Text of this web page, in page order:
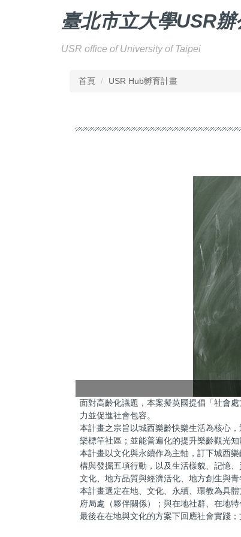
臺北市立大學USR辦
USR office of University of Taipei
首頁 USR Hub孵育計畫
面對高齡化議題，本案擬英國提倡「社會
力並促進社會包容。
本計畫之宗旨以城西樂齡快樂生活為核心
樂標竿社區；並能普遍化的提升樂齡觀光
本計畫以文化與永續作為主軸，訂下城西
構與發掘五項行動，以及生活樣貌、記憶
文化、地方品質與經濟活化、地方創生與
本計畫選定在地、文化、永續、環教為具
府局處（夥伴關係）；與在地社群、在地
最後在在地與文化的方案下回應社會實踐